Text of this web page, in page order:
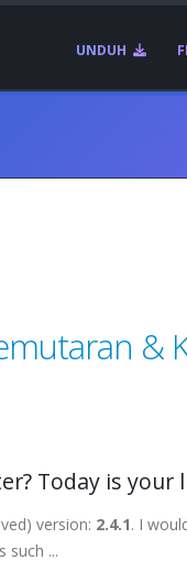
UNDUH
&
Today is your
version: 2.4.1. I
such ...